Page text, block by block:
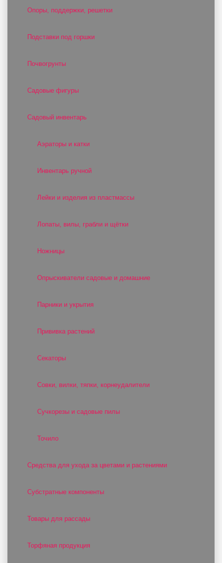
Опоры, поддержки, решетки
Подставки под горшки
Почвогрунты
Садовые фигуры
Садовый инвентарь
Аэраторы и катки
Инвентарь ручной
Лейки и изделия из пластмассы
Лопаты, вилы, грабли и щётки
Ножницы
Опрыскиватели садовые и домашние
Парники и укрытия
Прививка растений
Секаторы
Совки, вилки, тяпки, корнеудалители
Сучкорезы и садовые пилы
Точило
Средства для ухода за цветами и растениями
Субстратные компоненты
Товары для рассады
Торфяная продукция